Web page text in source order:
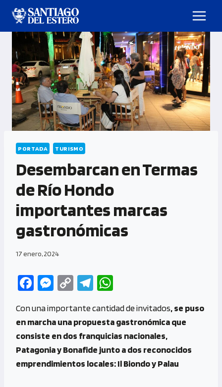
PORTADA TURISMO
Desembarcan en Termas
de Río Hondo
importantes marcas
gastronómicas
17 enero, 2024
Fa
b
o
o
k
M
se
n
g
er
C
py
Li
n
k
Te
gr
a
m
at
s
A
p
Con una importante cantidad de invitados, se puso
en marcha una propuesta gastronómica que
consiste en dos franquicias nacionales,
Patagonia y Bonafide junto a dos reconocidos
emprendimientos locales: Il Biondo y Palau